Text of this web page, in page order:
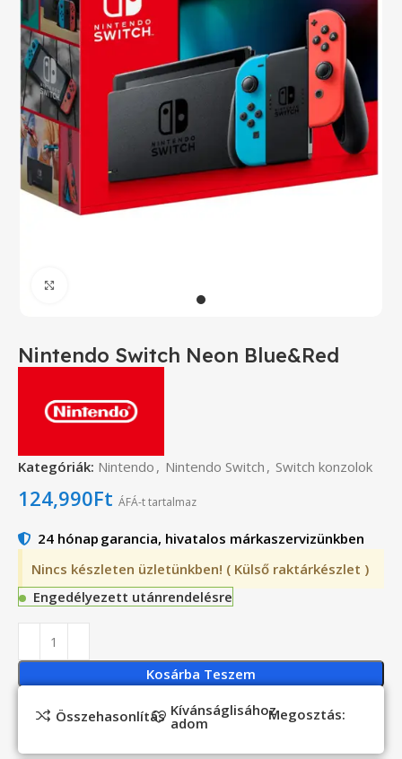
Nintendo Switch Neon Blue&Red
Kategóriák: Nintendo , Nintendo Switch , Switch konzolok
124,990Ft ÁFÁ-t tartalmaz
24 hónap garancia, hivatalos márkaszervizünkben
Nincs készleten üzletünkben! ( Külső raktárkészlet )
Engedélyezett utánrendelésre
Kosárba Teszem
Összehasonlítás Kívánságlisához
adom Megosztás: